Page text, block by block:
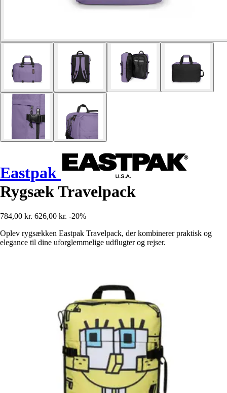
Eastpak
Rygsæk Travelpack
784,00 kr. 626,00 kr. -20%
Oplev rygsækken Eastpak Travelpack, der kombinerer praktisk og
elegance til dine uforglemmelige udflugter og rejser.